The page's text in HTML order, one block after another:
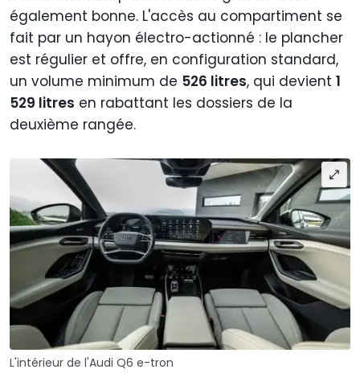
également bonne. L'accès au compartiment se
fait par un hayon électro-actionné : le plancher
est régulier et offre, en configuration standard,
un volume minimum de 526 litres, qui devient 1
529 litres en rabattant les dossiers de la
deuxième rangée.
L'intérieur de l'Audi Q6 e-tron